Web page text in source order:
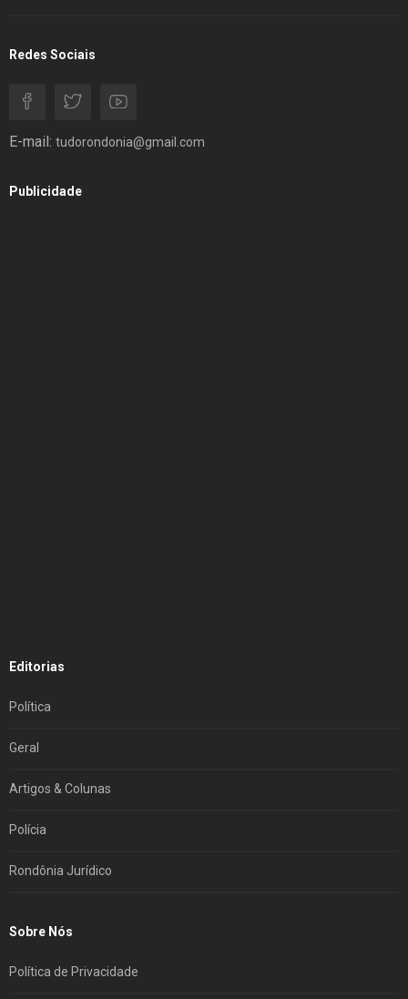
Redes Sociais
E-mail: tudorondonia@gmail.com
Publicidade
Editorias
Política
Geral
Artigos & Colunas
Polícia
Rondônia Jurídico
Sobre Nós
Política de Privacidade